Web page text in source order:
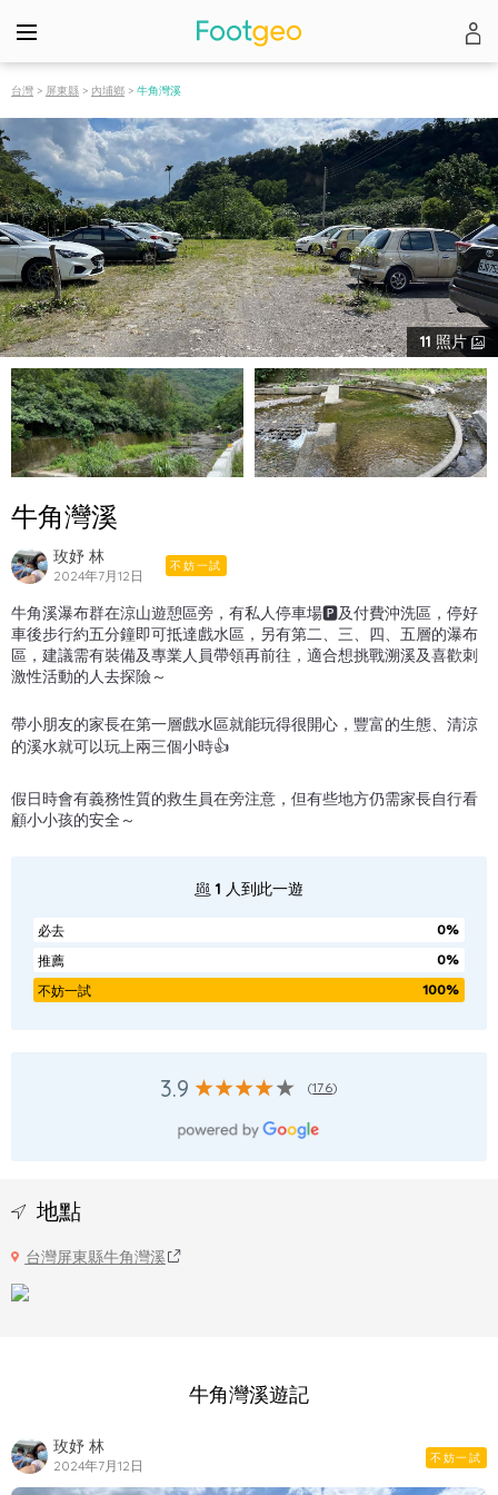
台灣 > 屏東縣 > 內埔鄉 > 牛角灣溪
11 照片
牛角灣溪
玫妤 林
2024年7月12日
不妨一試
牛角溪瀑布群在涼山遊憩區旁，有私人停車場🅿️及付費沖洗區，停好
車後步行約五分鐘即可抵達戲水區，另有第二、三、四、五層的瀑布
區，建議需有裝備及專業人員帶領再前往，適合想挑戰溯溪及喜歡刺
激性活動的人去探險～
帶小朋友的家長在第一層戲水區就能玩得很開心，豐富的生態、清涼
的溪水就可以玩上兩三個小時👍
假日時會有義務性質的救生員在旁注意，但有些地方仍需家長自行看
顧小小孩的安全～
1 人到此一遊
必去
0%
推薦
0%
不妨一試
100%
3.9 (176)
地點
台灣屏東縣牛角灣溪
牛角灣溪遊記
玫妤 林
2024年7月12日 不妨一試